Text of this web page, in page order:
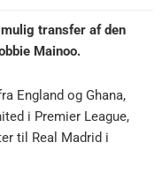
transfer af den
Mainoo.
England og Ghana,
i Premier League,
til Real Madrid i